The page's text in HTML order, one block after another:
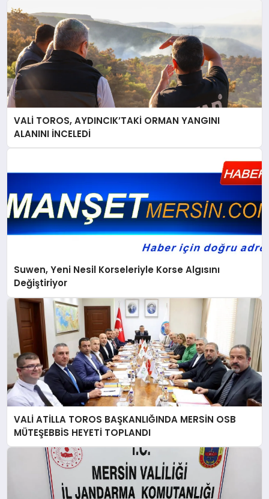
VALİ TOROS, AYDINCIK’TAKİ ORMAN YANGINI
ALANINI İNCELEDİ
Suwen, Yeni Nesil Korseleriyle Korse Algısını
Değiştiriyor
VALİ ATİLLA TOROS BAŞKANLIĞINDA MERSİN OSB
MÜTEŞEBBİS HEYETİ TOPLANDI